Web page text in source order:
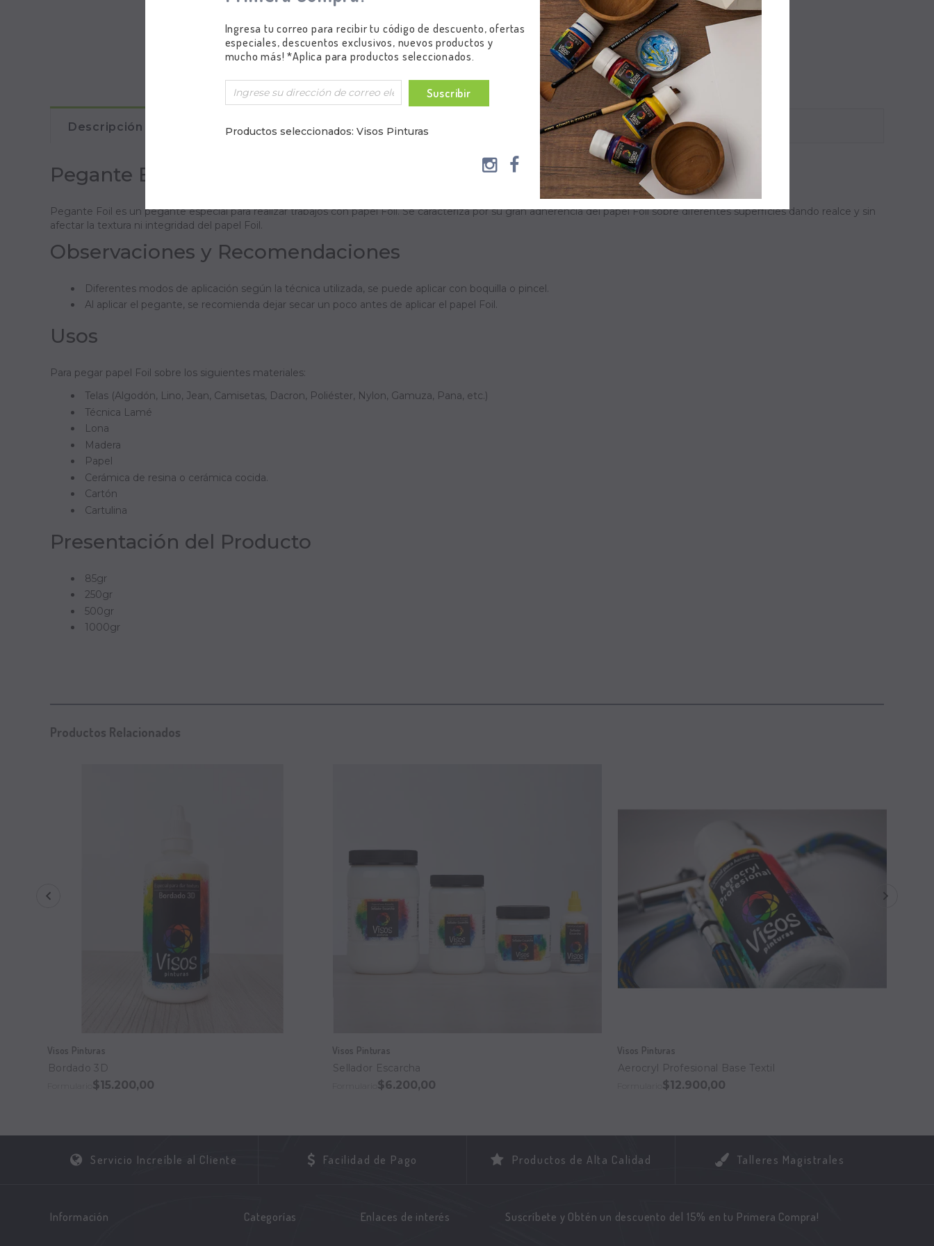
Descripción Comentarios
Pegante Especial para Papel Foil
Pegante Foil es un pegante especial para realizar trabajos con papel Foil. Se caracteriza por su gran adherencia del papel Foil sobre diferentes superficies dando realce y sin
afectar la textura ni integridad del papel Foil.
Observaciones y Recomendaciones
Diferentes modos de aplicación según la técnica utilizada, se puede aplicar con boquilla o pincel.
Al aplicar el pegante, se recomienda dejar secar un poco antes de aplicar el papel Foil.
Usos
Para pegar papel Foil sobre los siguientes materiales:
Telas (Algodón, Lino, Jean, Camisetas, Dacron, Poliéster, Nylon, Gamuza, Pana, etc.)
Técnica Lamé
Lona
Madera
Papel
Cerámica de resina o cerámica cocida.
Cartón
Cartulina
Presentación del Producto
85gr
250gr
500gr
1000gr
Productos Relacionados
Visos Pinturas
Bordado 3D
$15.200,00
Visos Pinturas
Sellador Escarcha
$6.200,00
Visos Pinturas
Aerocryl Profesional Base Textil
$12.900,00
Servicio Increíble al Cliente Facilidad de Pago Productos de Alta Calidad Talleres Magistrales
Información Categorías Enlaces de interés Suscríbete y Obtén un descuento del 15% en tu Primera Compra!
Ingresa tu correo para recibir tu código de descuento, ofertas
especiales, descuentos exclusivos, nuevos productos y
mucho más! *Aplica para productos seleccionados.
Suscribir
Productos seleccionados: Visos Pinturas